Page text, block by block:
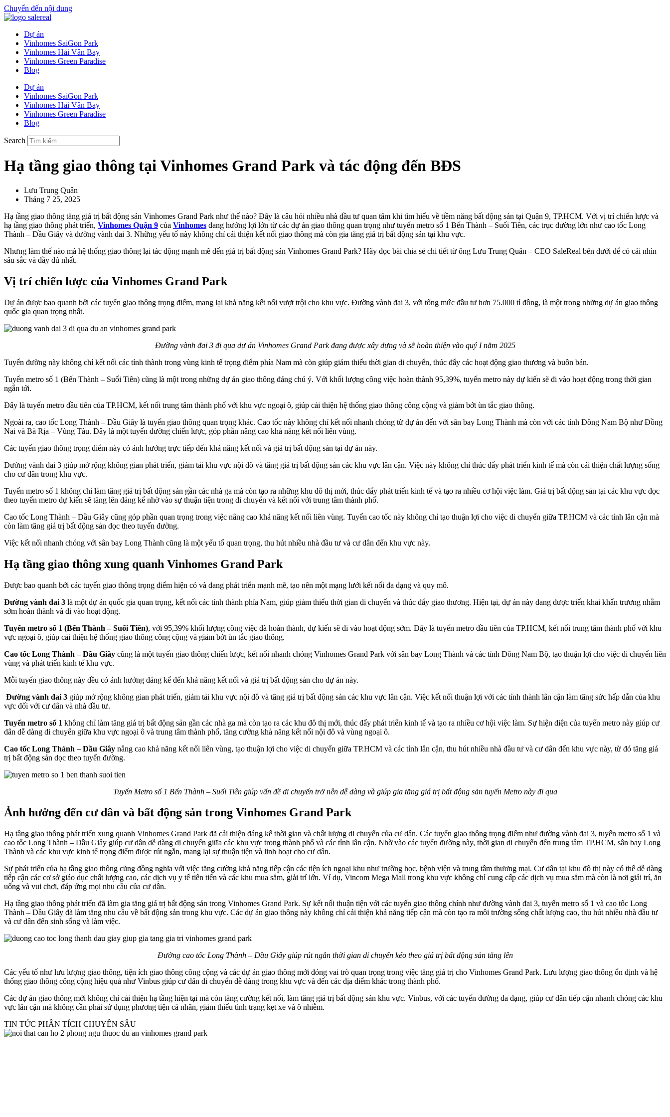
Chuyển đến nội dung
Dự án
Vinhomes SaiGon Park
Vinhomes Hải Vân Bay
Vinhomes Green Paradise
Blog
Dự án
Vinhomes SaiGon Park
Vinhomes Hải Vân Bay
Vinhomes Green Paradise
Blog
Search
Hạ tầng giao thông tại Vinhomes Grand Park và tác động đến BĐS
Lưu Trung Quân
Tháng 7 25, 2025
Hạ tầng giao thông tăng giá trị bất động sản Vinhomes Grand Park như thế nào? Đây là câu hỏi nhiều nhà đầu tư quan tâm khi tìm hiểu về tiềm năng bất động sản tại Quận 9, TP.HCM. Với vị trí chiến lược và
hạ tầng giao thông phát triển, Vinhomes Quận 9 của Vinhomes đang hưởng lợi lớn từ các dự án giao thông quan trọng như tuyến metro số 1 Bến Thành – Suối Tiên, các trục đường lớn như cao tốc Long
Thành – Dầu Giây và đường vành đai 3. Những yếu tố này không chỉ cải thiện kết nối giao thông mà còn gia tăng giá trị bất động sản tại khu vực.
Nhưng làm thế nào mà hệ thống giao thông lại tác động mạnh mẽ đến giá trị bất động sản Vinhomes Grand Park? Hãy đọc bài chia sẻ chi tiết từ ông Lưu Trung Quân – CEO SaleReal bên dưới để có cái nhìn
sâu sắc và đầy đủ nhất.
Vị trí chiến lược của Vinhomes Grand Park
Dự án được bao quanh bởi các tuyến giao thông trọng điểm, mang lại khả năng kết nối vượt trội cho khu vực. Đường vành đai 3, với tổng mức đầu tư hơn 75.000 tỉ đồng, là một trong những dự án giao thông
quốc gia quan trọng nhất.
Đường vành đai 3 đi qua dự án Vinhomes Grand Park đang được xây dựng và sẽ hoàn thiện vào quý I năm 2025
Tuyến đường này không chỉ kết nối các tỉnh thành trong vùng kinh tế trọng điểm phía Nam mà còn giúp giảm thiểu thời gian di chuyển, thúc đẩy các hoạt động giao thương và buôn bán.
Tuyến metro số 1 (Bến Thành – Suối Tiên) cũng là một trong những dự án giao thông đáng chú ý. Với khối lượng công việc hoàn thành 95,39%, tuyến metro này dự kiến sẽ đi vào hoạt động trong thời gian
ngắn tới.
Đây là tuyến metro đầu tiên của TP.HCM, kết nối trung tâm thành phố với khu vực ngoại ô, giúp cải thiện hệ thống giao thông công cộng và giảm bớt ùn tắc giao thông.
Ngoài ra, cao tốc Long Thành – Dầu Giây là tuyến giao thông quan trọng khác. Cao tốc này không chỉ kết nối nhanh chóng từ dự án đến với sân bay Long Thành mà còn với các tỉnh Đông Nam Bộ như Đồng
Nai và Bà Rịa – Vũng Tàu. Đây là một tuyến đường chiến lược, góp phần nâng cao khả năng kết nối liên vùng.
Các tuyến giao thông trọng điểm này có ảnh hưởng trực tiếp đến khả năng kết nối và giá trị bất động sản tại dự án này.
Đường vành đai 3 giúp mở rộng không gian phát triển, giảm tải khu vực nội đô và tăng giá trị bất động sản các khu vực lân cận. Việc này không chỉ thúc đẩy phát triển kinh tế mà còn cải thiện chất lượng sống
cho cư dân trong khu vực.
Tuyến metro số 1 không chỉ làm tăng giá trị bất động sản gần các nhà ga mà còn tạo ra những khu đô thị mới, thúc đẩy phát triển kinh tế và tạo ra nhiều cơ hội việc làm. Giá trị bất động sản tại các khu vực dọc
theo tuyến metro dự kiến sẽ tăng lên đáng kể nhờ vào sự thuận tiện trong di chuyển và kết nối với trung tâm thành phố.
Cao tốc Long Thành – Dầu Giây cũng góp phần quan trọng trong việc nâng cao khả năng kết nối liên vùng. Tuyến cao tốc này không chỉ tạo thuận lợi cho việc di chuyển giữa TP.HCM và các tỉnh lân cận mà
còn làm tăng giá trị bất động sản dọc theo tuyến đường.
Việc kết nối nhanh chóng với sân bay Long Thành cũng là một yếu tố quan trọng, thu hút nhiều nhà đầu tư và cư dân đến khu vực này.
Hạ tầng giao thông xung quanh Vinhomes Grand Park
Được bao quanh bởi các tuyến giao thông trọng điểm hiện có và đang phát triển mạnh mẽ, tạo nên một mạng lưới kết nối đa dạng và quy mô.
Đường vành đai 3 là một dự án quốc gia quan trọng, kết nối các tỉnh thành phía Nam, giúp giảm thiểu thời gian di chuyển và thúc đẩy giao thương. Hiện tại, dự án này đang được triển khai khẩn trương nhằm
sớm hoàn thành và đi vào hoạt động.
Tuyến metro số 1 (Bến Thành – Suối Tiên), với 95,39% khối lượng công việc đã hoàn thành, dự kiến sẽ đi vào hoạt động sớm. Đây là tuyến metro đầu tiên của TP.HCM, kết nối trung tâm thành phố với khu
vực ngoại ô, giúp cải thiện hệ thống giao thông công cộng và giảm bớt ùn tắc giao thông.
Cao tốc Long Thành – Dầu Giây cũng là một tuyến giao thông chiến lược, kết nối nhanh chóng Vinhomes Grand Park với sân bay Long Thành và các tỉnh Đông Nam Bộ, tạo thuận lợi cho việc di chuyển liên
vùng và phát triển kinh tế khu vực.
Mỗi tuyến giao thông này đều có ảnh hưởng đáng kể đến khả năng kết nối và giá trị bất động sản cho dự án này.
Đường vành đai 3 giúp mở rộng không gian phát triển, giảm tải khu vực nội đô và tăng giá trị bất động sản các khu vực lân cận. Việc kết nối thuận lợi với các tỉnh thành lân cận làm tăng sức hấp dẫn của khu
vực đối với cư dân và nhà đầu tư.
Tuyến metro số 1 không chỉ làm tăng giá trị bất động sản gần các nhà ga mà còn tạo ra các khu đô thị mới, thúc đẩy phát triển kinh tế và tạo ra nhiều cơ hội việc làm. Sự hiện diện của tuyến metro này giúp cư
dân dễ dàng di chuyển giữa khu vực ngoại ô và trung tâm thành phố, tăng cường khả năng kết nối nội đô và vùng ngoại ô.
Cao tốc Long Thành – Dầu Giây nâng cao khả năng kết nối liên vùng, tạo thuận lợi cho việc di chuyển giữa TP.HCM và các tỉnh lân cận, thu hút nhiều nhà đầu tư và cư dân đến khu vực này, từ đó tăng giá
trị bất động sản dọc theo tuyến đường.
Tuyến Metro số 1 Bến Thành – Suối Tiên giúp vấn đề di chuyển trở nên dễ dàng và giúp gia tăng giá trị bất động sản tuyến Metro này đi qua
Ảnh hưởng đến cư dân và bất động sản trong Vinhomes Grand Park
Hạ tầng giao thông phát triển xung quanh Vinhomes Grand Park đã cải thiện đáng kể thời gian và chất lượng di chuyển của cư dân. Các tuyến giao thông trọng điểm như đường vành đai 3, tuyến metro số 1 và
cao tốc Long Thành – Dầu Giây giúp cư dân dễ dàng di chuyển giữa các khu vực trong thành phố và các tỉnh lân cận. Nhờ vào các tuyến đường này, thời gian di chuyển đến trung tâm TP.HCM, sân bay Long
Thành và các khu vực kinh tế trọng điểm được rút ngắn, mang lại sự thuận tiện và linh hoạt cho cư dân.
Sự phát triển của hạ tầng giao thông cũng đồng nghĩa với việc tăng cường khả năng tiếp cận các tiện ích ngoại khu như trường học, bệnh viện và trung tâm thương mại. Cư dân tại khu đô thị này có thể dễ dàng
tiếp cận các cơ sở giáo dục chất lượng cao, các dịch vụ y tế tiên tiến và các khu mua sắm, giải trí lớn. Ví dụ, Vincom Mega Mall trong khu vực không chỉ cung cấp các dịch vụ mua sắm mà còn là nơi giải trí, ăn
uống và vui chơi, đáp ứng mọi nhu cầu của cư dân.
Hạ tầng giao thông phát triển đã làm gia tăng giá trị bất động sản trong Vinhomes Grand Park. Sự kết nối thuận tiện với các tuyến giao thông chính như đường vành đai 3, tuyến metro số 1 và cao tốc Long
Thành – Dầu Giây đã làm tăng nhu cầu về bất động sản trong khu vực. Các dự án giao thông này không chỉ cải thiện khả năng tiếp cận mà còn tạo ra môi trường sống chất lượng cao, thu hút nhiều nhà đầu tư
và cư dân đến sinh sống và làm việc.
Đường cao tốc Long Thành – Dầu Giây giúp rút ngắn thời gian di chuyển kéo theo giá trị bất động sản tăng lên
Các yếu tố như lưu lượng giao thông, tiện ích giao thông công cộng và các dự án giao thông mới đóng vai trò quan trọng trong việc tăng giá trị cho Vinhomes Grand Park. Lưu lượng giao thông ổn định và hệ
thống giao thông công cộng hiệu quả như Vinbus giúp cư dân di chuyển dễ dàng trong khu vực và đến các địa điểm khác trong thành phố.
Các dự án giao thông mới không chỉ cải thiện hạ tầng hiện tại mà còn tăng cường kết nối, làm tăng giá trị bất động sản khu vực. Vinbus, với các tuyến đường đa dạng, giúp cư dân tiếp cận nhanh chóng các khu
vực lân cận mà không cần phải sử dụng phương tiện cá nhân, giảm thiểu tình trạng kẹt xe và ô nhiễm.
TIN TỨC PHÂN TÍCH CHUYÊN SÂU